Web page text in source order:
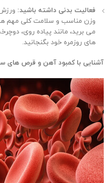
فعالیت بدنی داشته باشید:
وزن مناسب و سلامت کلی مهم
می ‌برید، مانند پیاده ‌روی،
های روزمره خود بگنجانید.
آشنایی با کمبود آهن و قرص های